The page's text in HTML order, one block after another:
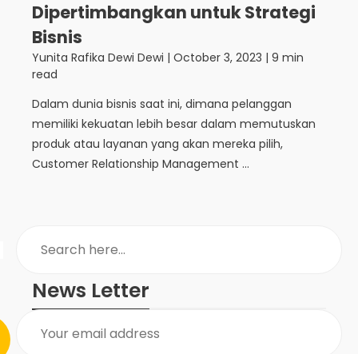
Dipertimbangkan untuk Strategi
Bisnis
Yunita Rafika Dewi Dewi | October 3, 2023 | 9 min
read
Dalam dunia bisnis saat ini, dimana pelanggan
memiliki kekuatan lebih besar dalam memutuskan
produk atau layanan yang akan mereka pilih,
Customer Relationship Management ...
News Letter